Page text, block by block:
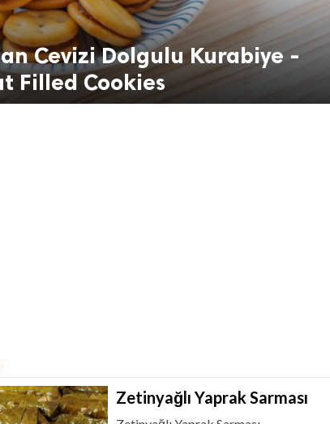
Cevizi Dolgulu Kurabiye -
Filled Cookies
Zetinyağlı Yaprak Sarması